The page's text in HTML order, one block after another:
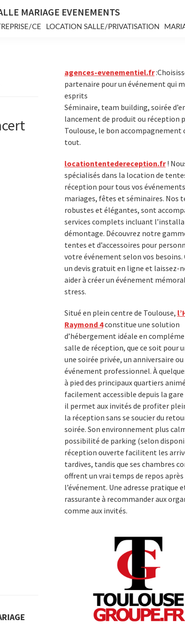
MARIAGE EVENEMENTS
CE LOCATION SALLE/PRIVATISATION
Primary
Sidebar
agences-evenementiel.fr
partenaire pour un événement qui
esprits
Séminaire, team building, soirée
lancement de produit ou réception
Toulouse, le bon accompagnement
tout.
locationtentedereception.fr!
spécialisés dans la location de
réception pour tous vos
mariages, fêtes et séminaires. Nos
robustes et élégantes, sont
services complets incluant
démontage. Découvrez notre
tentes et d’accessoires pour
votre événement selon vos besoins.
un devis gratuit en ligne et laissez-
aider à créer un événement
stress.
Situé en plein centre de Toulouse,
Raymond 4constitue une solution
d’hébergement idéale en
salle de réception, que ce soit pour
une soirée privée, un anniversaire ou
événement professionnel. À
à pied des principaux quartiers
facilement accessible depuis la
il permet aux invités de profiter
la réception sans se soucier du
soirée. Son environnement plus
possibilité de parking (selon
réception ouverte facilitent les
tardives, tandis que ses chambres
offrent un vrai temps de repos après
l’événement. Une adresse pratique
rassurante à recommander aux
comme aux invités.